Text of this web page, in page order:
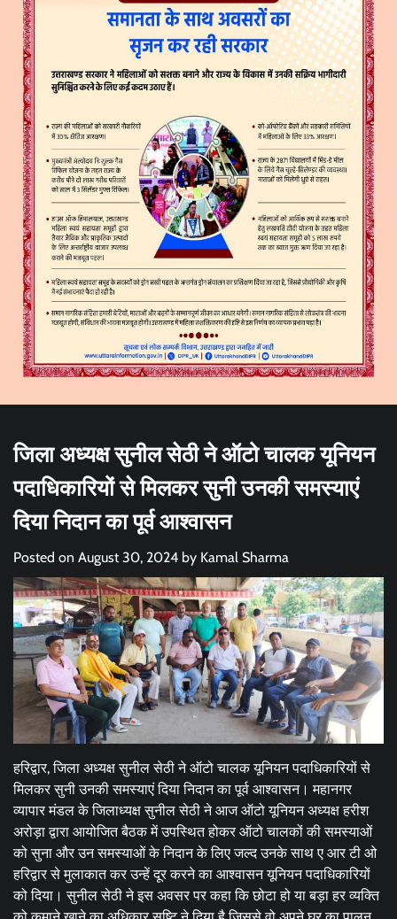
जिला अध्यक्ष सुनील सेठी ने ऑटो चालक यूनियन
पदाधिकारियों से मिलकर सुनी उनकी समस्याएं
दिया निदान का पूर्व आश्वासन
Posted on August 30, 2024 by Kamal Sharma
हरिद्वार, जिला अध्यक्ष सुनील सेठी ने ऑटो चालक यूनियन पदाधिकारियों से
मिलकर सुनी उनकी समस्याएं दिया निदान का पूर्व आश्वासन। महानगर
व्यापार मंडल के जिलाध्यक्ष सुनील सेठी ने आज ऑटो यूनियन अध्यक्ष हरीश
अरोड़ा द्वारा आयोजित बैठक में उपस्थित होकर ऑटो चालकों की समस्याओं
को सुना और उन समस्याओं के निदान के लिए जल्द उनके साथ ए आर टी ओ
हरिद्वार से मुलाकात कर उन्हें दूर करने का आश्वासन यूनियन पदाधिकारियों
को दिया। सुनील सेठी ने इस अवसर पर कहा कि छोटा हो या बड़ा हर व्यक्ति